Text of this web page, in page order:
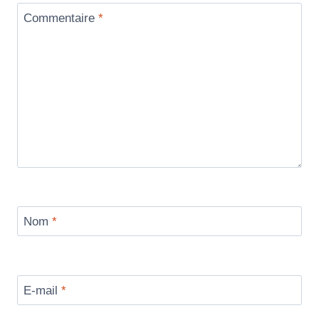
Commentaire *
Nom *
E-mail *